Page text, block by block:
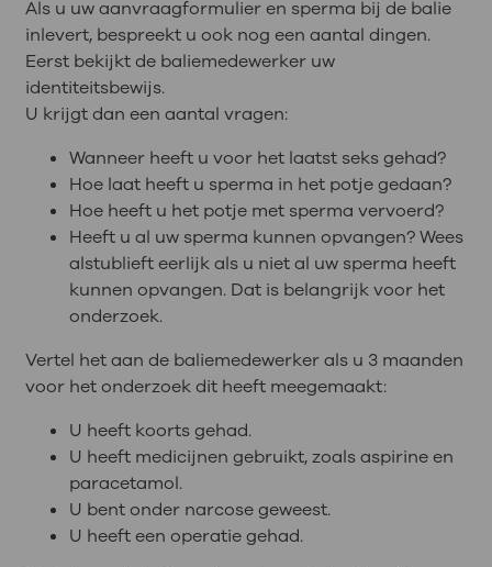
Als u uw aanvraagformulier en sperma bij de balie
inlevert, bespreekt u ook nog een aantal dingen.
Eerst bekijkt de baliemedewerker uw
identiteitsbewijs.
U krijgt dan een aantal vragen:
Wanneer heeft u voor het laatst seks gehad?
Hoe laat heeft u sperma in het potje gedaan?
Hoe heeft u het potje met sperma vervoerd?
Heeft u al uw sperma kunnen opvangen? Wees
alstublieft eerlijk als u niet al uw sperma heeft
kunnen opvangen. Dat is belangrijk voor het
onderzoek.
Vertel het aan de baliemedewerker als u 3 maanden
voor het onderzoek dit heeft meegemaakt:
U heeft koorts gehad.
U heeft medicijnen gebruikt, zoals aspirine en
paracetamol.
U bent onder narcose geweest.
U heeft een operatie gehad.